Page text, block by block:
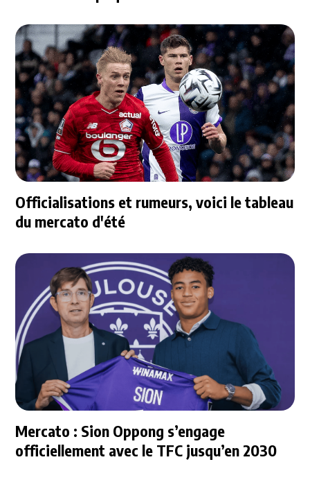
Officialisations et rumeurs, voici le tableau
du mercato d'été
Mercato : Sion Oppong s’engage
officiellement avec le TFC jusqu’en 2030